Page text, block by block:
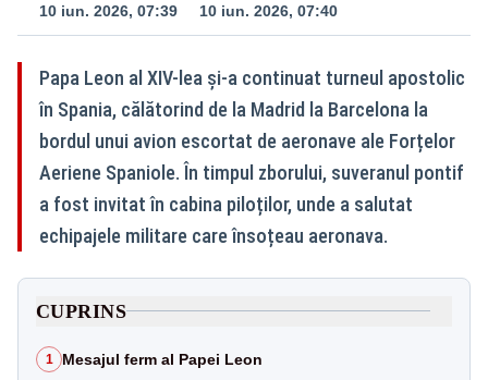
10 iun. 2026, 07:39 10 iun. 2026, 07:40
Papa Leon al XIV-lea și-a continuat turneul apostolic
în Spania, călătorind de la Madrid la Barcelona la
bordul unui avion escortat de aeronave ale Forțelor
Aeriene Spaniole. În timpul zborului, suveranul pontif
a fost invitat în cabina piloților, unde a salutat
echipajele militare care însoțeau aeronava.
CUPRINS
1 Mesajul ferm al Papei Leon